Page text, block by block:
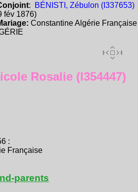
:
BÉNISTI, Zébulon (I337653)
fév 1876)
Constantine Algérie Française
Rosalie (I354447)
:
Française
parents